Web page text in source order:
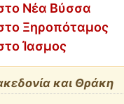
Νέα Βύσσα
Ξηροπόταμος
Ίασμος
και Θράκη